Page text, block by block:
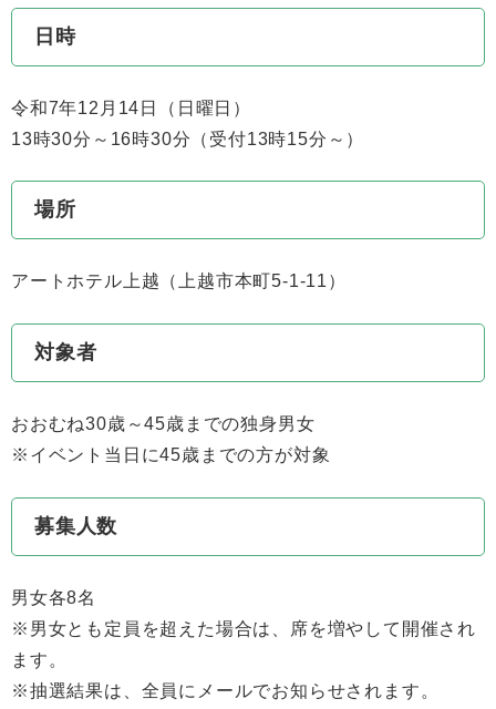
日時
令和7年12月14日（日曜日）
13時30分～16時30分（受付13時15分～）
場所
アートホテル上越（上越市本町5-1-11）
対象者
おおむね30歳～45歳までの独身男女
※イベント当日に45歳までの方が対象
募集人数
男女各8名
※男女とも定員を超えた場合は、席を増やして開催され
ます。
※抽選結果は、全員にメールでお知らせされます。